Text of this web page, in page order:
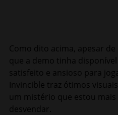
Como dito acima, apesar
que a demo tinha
satisfeito e ansioso para
Invincible traz ótimos
um mistério que estou
desvendar.